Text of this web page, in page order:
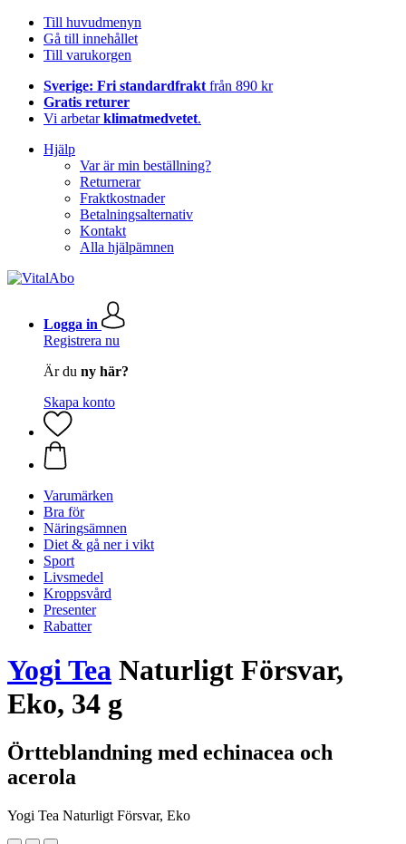
Till huvudmenyn
Gå till innehållet
Till varukorgen
Sverige: Fri standardfrakt från 890 kr
Gratis returer
Vi arbetarklimatmedvetet.
Hjälp
Var är min beställning?
Returnerar
Fraktkostnader
Betalningsalternativ
Kontakt
Alla hjälpämnen
Logga in
Registrera nu
Är du ny här?
Skapa konto
Varumärken
Bra för
Näringsämnen
Diet & gå ner i vikt
Sport
Livsmedel
Kroppsvård
Presenter
Rabatter
Yogi Tea Naturligt Försvar,
Eko, 34 g
Örtteblandning med echinacea och
acerola
Yogi Tea Naturligt Försvar, Eko